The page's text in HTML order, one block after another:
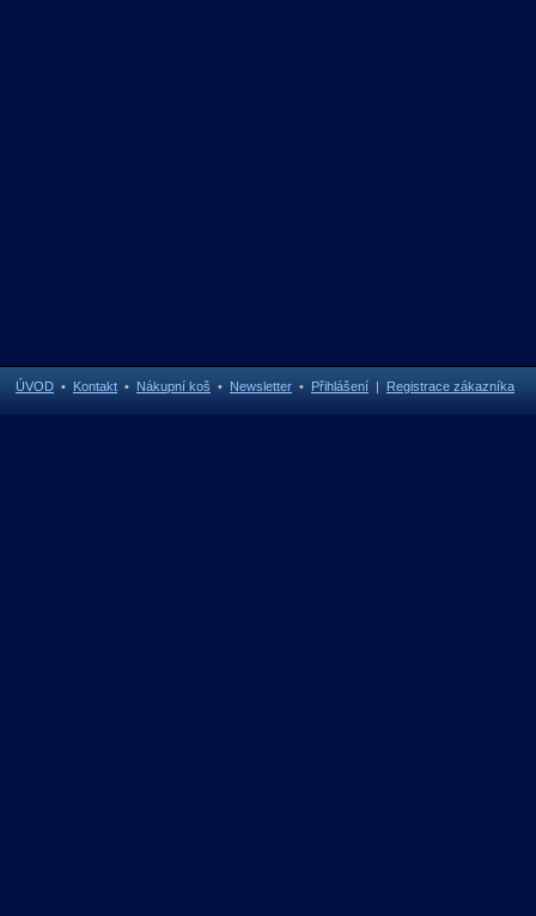
ÚVOD • Kontakt • Nákupní koš • Newsletter • Přihlášení | Registrace zákazníka